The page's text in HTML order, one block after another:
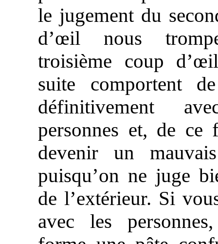
le jugement du
d’œil nous
troisième coup
suite comportent
définitivement
personnes et, de ce
devenir un
puisqu’on ne juge
de l’extérieur. Si
avec les